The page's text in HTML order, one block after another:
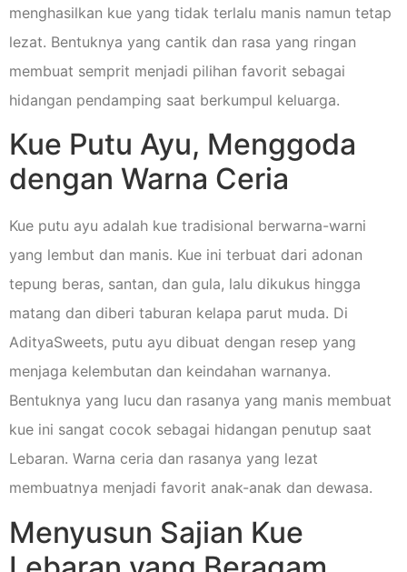
menghasilkan kue yang tidak terlalu manis namun tetap
lezat. Bentuknya yang cantik dan rasa yang ringan
membuat semprit menjadi pilihan favorit sebagai
hidangan pendamping saat berkumpul keluarga.
Kue Putu Ayu, Menggoda
dengan Warna Ceria
Kue putu ayu adalah kue tradisional berwarna-warni
yang lembut dan manis. Kue ini terbuat dari adonan
tepung beras, santan, dan gula, lalu dikukus hingga
matang dan diberi taburan kelapa parut muda. Di
AdityaSweets, putu ayu dibuat dengan resep yang
menjaga kelembutan dan keindahan warnanya.
Bentuknya yang lucu dan rasanya yang manis membuat
kue ini sangat cocok sebagai hidangan penutup saat
Lebaran. Warna ceria dan rasanya yang lezat
membuatnya menjadi favorit anak-anak dan dewasa.
Menyusun Sajian Kue